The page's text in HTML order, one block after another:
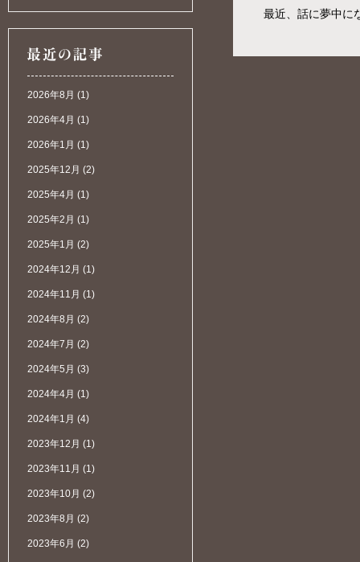
2026年8月 (1)
2026年4月 (1)
2026年1月 (1)
2025年12月 (2)
2025年4月 (1)
2025年2月 (1)
2025年1月 (2)
2024年12月 (1)
2024年11月 (1)
2024年8月 (2)
2024年7月 (2)
2024年5月 (3)
2024年4月 (1)
2024年1月 (4)
2023年12月 (1)
2023年11月 (1)
2023年10月 (2)
2023年8月 (2)
2023年6月 (2)
最近、話に夢中に